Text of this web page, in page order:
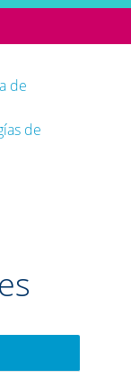
de
de